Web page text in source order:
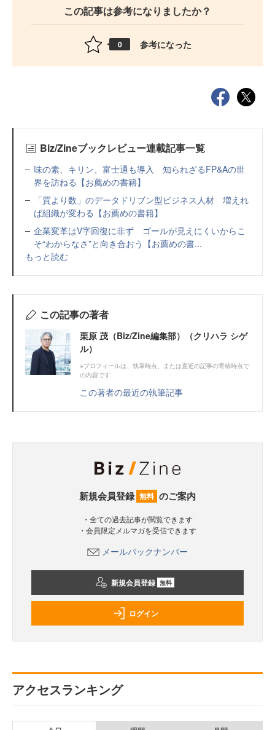
この記事は参考になりましたか？
0 参考になった
Biz/Zineブックレビュー連載記事一覧
味の素、キリン、富士通も導入 知られざるFP&Aの世
界を訪ねる【お薦めの書籍】
「質より数」のデータドリブン型ビジネス人材 増えれ
ば組織が変わる【お薦めの書籍】
企業変革はV字回復に非ず ゴールが見えにくいからこ
そ“わからなさ”と向き合おう【お薦めの書...
もっと読む
この記事の著者
栗原 茂（Biz/Zine編集部）（クリハラ シゲ
ル）
※プロフィールは、執筆時点、または直近の記事の寄稿時点で
の内容です
この著者の最近の執筆記事
新規会員登録 無料 のご案内
・全ての過去記事が閲覧できます
・会員限定メルマガを受信できます
メールバックナンバー
新規会員登録 無料
ログイン
アクセスランキング